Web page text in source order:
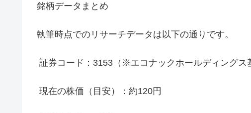
銘柄データまとめ
執筆時点でのリサーチデータは以下の通りです。
証券コード：3153（※エコナックホールディングス
現在の株価（目安）：約120円